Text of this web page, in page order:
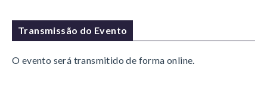
Transmissão do Evento
O evento será transmitido de forma online.